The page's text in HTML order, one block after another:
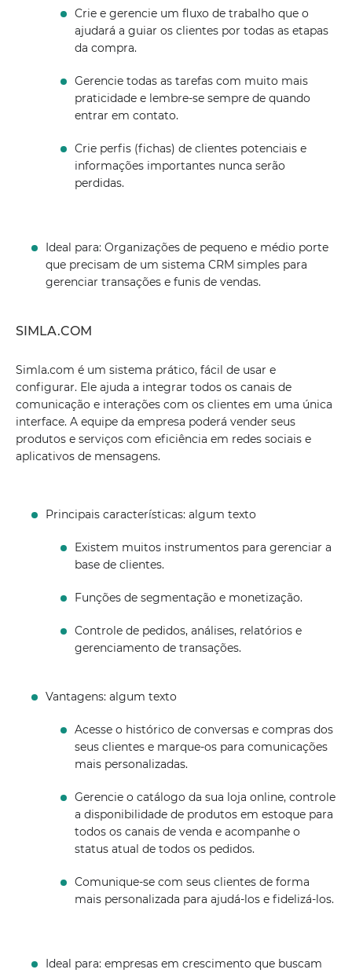
Crie e gerencie um fluxo de trabalho que o
ajudará a guiar os clientes por todas as etapas
da compra.
Gerencie todas as tarefas com muito mais
praticidade e lembre-se sempre de quando
entrar em contato.
Crie perfis (fichas) de clientes potenciais e
informações importantes nunca serão
perdidas.
Ideal para: Organizações de pequeno e médio porte
que precisam de um sistema CRM simples para
gerenciar transações e funis de vendas.
SIMLA.COM
Simla.com é um sistema prático, fácil de usar e
configurar. Ele ajuda a integrar todos os canais de
comunicação e interações com os clientes em uma única
interface. A equipe da empresa poderá vender seus
produtos e serviços com eficiência em redes sociais e
aplicativos de mensagens.
Principais características: algum texto
Existem muitos instrumentos para gerenciar a
base de clientes.
Funções de segmentação e monetização.
Controle de pedidos, análises, relatórios e
gerenciamento de transações.
Vantagens: algum texto
Acesse o histórico de conversas e compras dos
seus clientes e marque-os para comunicações
mais personalizadas.
Gerencie o catálogo da sua loja online, controle
a disponibilidade de produtos em estoque para
todos os canais de venda e acompanhe o
status atual de todos os pedidos.
Comunique-se com seus clientes de forma
mais personalizada para ajudá-los e fidelizá-los.
Ideal para: empresas em crescimento que buscam